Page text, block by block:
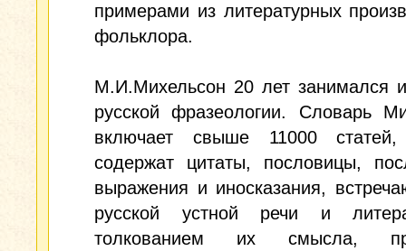
примерами из литературных
фольклора.
М.И.Михельсон 20 лет занимался
русской фразеологии. Словарь
включает свыше 11000 статей,
содержат цитаты, пословицы,
выражения и иносказания,
русской устной речи и
толкованием их смысла,